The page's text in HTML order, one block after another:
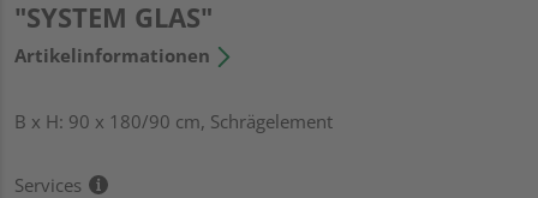
"SYSTEM GLAS"
Artikelinformationen
B x H: 90 x 180/90 cm, Schrägelement
Services